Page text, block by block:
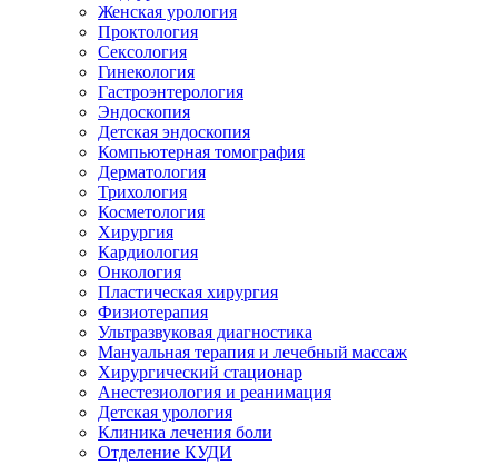
Женская урология
Проктология
Сексология
Гинекология
Гастроэнтерология
Эндоскопия
Детская эндоскопия
Компьютерная томография
Дерматология
Трихология
Косметология
Хирургия
Кардиология
Онкология
Пластическая хирургия
Физиотерапия
Ультразвуковая диагностика
Мануальная терапия и лечебный массаж
Хирургический стационар
Анестезиология и реанимация
Детская урология
Клиника лечения боли
Отделение КУДИ